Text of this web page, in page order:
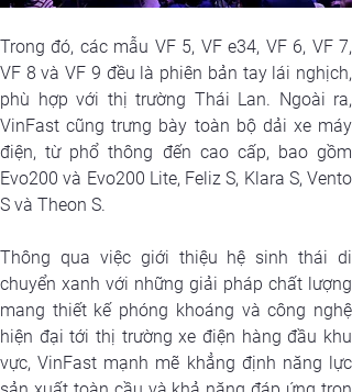
Trong đó, các mẫu VF 5, VF e34, VF 6, VF 7,
VF 8 và VF 9 đều là phiên bản tay lái nghịch,
phù hợp với thị trường Thái Lan. Ngoài ra,
VinFast cũng trưng bày toàn bộ dải xe máy
điện, từ phổ thông đến cao cấp, bao gồm
Evo200 và Evo200 Lite, Feliz S, Klara S, Vento
S và Theon S.
Thông qua việc giới thiệu hệ sinh thái di
chuyển xanh với những giải pháp chất lượng
mang thiết kế phóng khoáng và công nghệ
hiện đại tới thị trường xe điện hàng đầu khu
vực, VinFast mạnh mẽ khẳng định năng lực